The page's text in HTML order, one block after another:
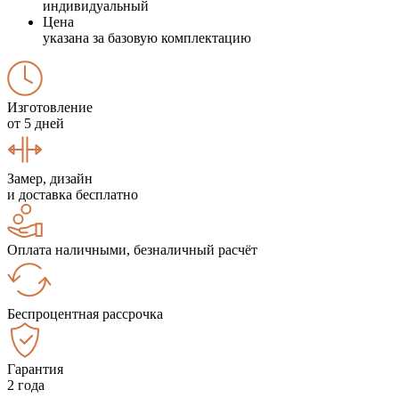
индивидуальный
Цена
указана за базовую комплектацию
Изготовление
от 5 дней
Замер, дизайн
и доставка бесплатно
Оплата наличными, безналичный расчёт
Беспроцентная рассрочка
Гарантия
2 года